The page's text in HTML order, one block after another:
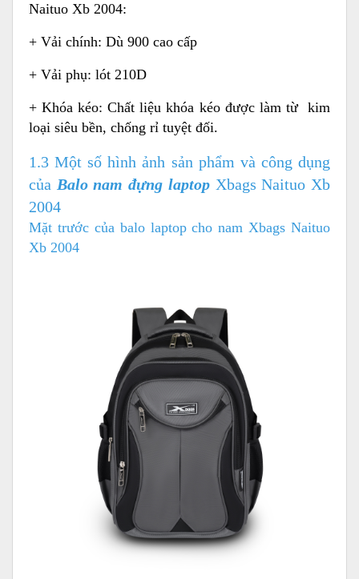
Naituo Xb 2004:
+ Vải chính: Dù 900 cao cấp
+ Vải phụ: lót 210D
+ Khóa kéo: Chất liệu khóa kéo được làm từ kim
loại siêu bền, chống rỉ tuyệt đối.
1.3 Một số hình ảnh sản phẩm và công dụng
của Balo nam đựng laptop Xbags Naituo Xb
2004
Mặt trước của balo laptop cho nam Xbags Naituo
Xb 2004